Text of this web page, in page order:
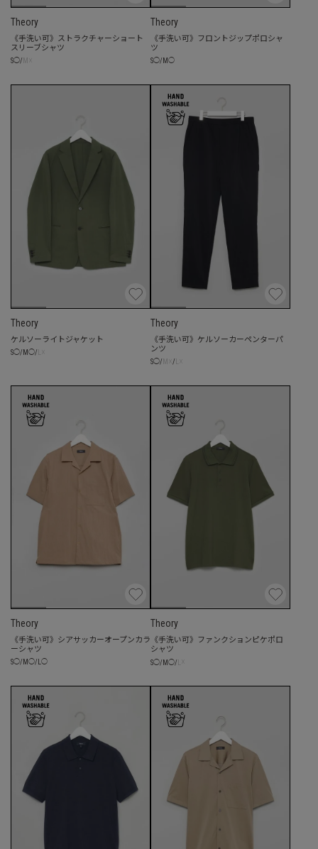
Theory
《手洗い可》ストラクチャーショート
スリーブシャツ
S◯/
Theory
《手洗い可》フロントジップポロシャ
ツ
S◯/ M ◯
Theory
ケルソーライトジャケット
S◯/ M ◯/
Theory
《手洗い可》ケルソーカーペンターパ
ンツ
S◯/ /
Theory
《手洗い可》シアサッカーオープンカラ
ーシャツ
S◯/ M ◯/ L◯
Theory
《手洗い可》ファンクションピケポロ
シャツ
S◯/ M ◯/